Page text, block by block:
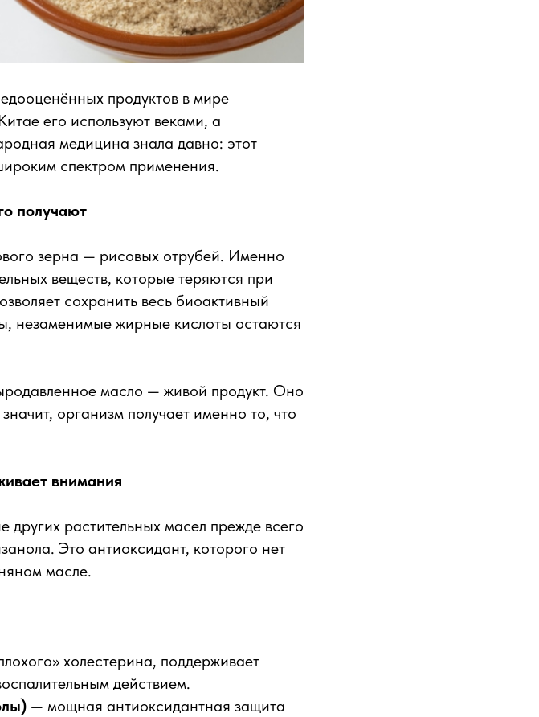
продуктов в мире
его используют веками, а
медицина знала давно: этот
спектром применения.
получают
зерна — рисовых отрубей. Именно
веществ, которые теряются при
сохранить весь биоактивный
незаменимые жирные кислоты остаются
масло — живой продукт. Оно
организм получает именно то, что
внимания
растительных масел прежде всего
Это антиоксидант, которого нет
масле.
холестерина, поддерживает
действием.
— мощная антиоксидантная защита